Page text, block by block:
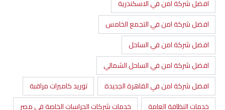
افضل شركة امن في الاسكندرية
افضل شركة امن في التجمع الخامس
افضل شركة امن في الساحل
افضل شركة امن في الساحل الشمالي
افضل شركة امن في القاهرة الجديدة
توريد كاميرات مراقبة
خدمات النظافة العامة
خدمات شركات الحراسات الخاصة في مصر